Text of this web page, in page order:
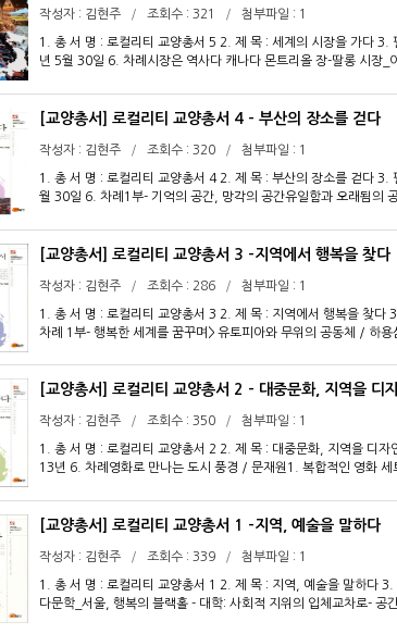
작성자 김현주 조회수 321 첨부파일 1
1. 총 서 명 : 로컬리티 교양총서 5 2. 제 목 : 세계의 시장을 가다
년 5월 30일 6. 차례시장은 역사다 캐나다 몬트리올 장-딸롱 시장_
스탄불 그랜드 바자르_손은하아랍에미레이트 두바이 금시장_조
_서성철모로코 페스 가죽시장_공윤경브라질 리우데자네이루 상
시장_박규택베트남 껀터 까이랑 수상시장_엄은희스페인 바르셀로
[교양총서] 로컬리티 교양총서 4 - 부산의 장소를 걷다
작성자 김현주 조회수 320 첨부파일 1
1. 총 서 명 : 로컬리티 교양총서 4 2. 제 목 : 부산의 장소를 걷다
월 30일 6. 차례1부- 기억의 공간, 망각의 공간유일함과 오래됨의
두와 난민보호소기억과 망각이 충돌하는 하야리아 부대부산의 정
관페리2부- 공간, 일상과 문화가 되다아지매가 정겨운 먹거리와
사, 1970-80년대 부산경제를 이끈 신발산업의 메카부산의 인디문
자갈치, BIFF를 품어 기른건'삶의 바다'다3부-변모하는 공간, 공생
묻는 낙동강 하구의 섬풍요가 가져온 상실, 해운대바다 위의 길 광
[교양총서] 로컬리티 교양총서 3 -지역에서 행복을 찾다
작성자 김현주 조회수 286 첨부파일 1
1. 총 서 명 : 로컬리티 교양총서 3 2. 제 목 : 지역에서 행복을 찾
차례 1부- 행복한 세계를 꿈꾸며> 유토피아와 무위의 공동체 / 하
몸과 마음이 편안한 장소> 공생의 조건과 지역의 현실 / 장세용1.
기에 서서>욕망의 공간, 아파트와 재개발 / 공윤경1. 주거문화와
마크 만들기와 일상적 삶 / 이상봉1. 랜드마크란 무엇인가?2. 랜드
지금 여기에서 행복하기 위하여> 놀이, 쉽고도 어려운 탈주 / 조
사회적 경제 / 오미일1. 글로벌 경제가 야기하는 문제들2. 대안으
생태적 관점과 공생 / 류지석1. 생태주의와 생태적 관점2. 공생과
[교양총서] 로컬리티 교양총서 2 - 대중문화, 지역을 디
작성자 김현주 조회수 350 첨부파일 1
1. 총 서 명 : 로컬리티 교양총서 2 2. 제 목 : 대중문화, 지역을 디
13년 6. 차례영화로 만나는 도시 풍경 / 문재원1. 복합적인 영화
그리고 관광객의 위치3. 대도시에 의한 인정4. 섬의 불편한 목소
다카시의 원폭관과 위령3. 대중문화 속, 어긋난 영혼의 공명4. 어
보다 슬럼에 / 엄은희1. 필리핀의 두 얼굴2. 겨울에 더 가보고 싶은
에서-지역의 소비? 지역과의 만남!5. 슬럼의 길이 좁고 어두워도 삶
[교양총서] 로컬리티 교양총서 1 -지역, 예술을 말하다
작성자 김현주 조회수 339 첨부파일 1
1. 총 서 명 : 로컬리티 교양총서 1 2. 제 목 : 지역, 예술을 말하다
다문학_서울, 행복의 블랙홀 - 대학: 사회적 지위의 입체교차로-